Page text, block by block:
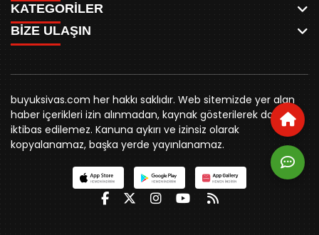
ANASAYFA
AKSU CANLI
MEYDAN CANLI
MEDRESELER CANLI
MERAKÜM CANLI
YUKARI TEKKE CANLI
KURUMSAL KİMLİK
REKLAM FİYATLARI
BİZE ULAŞIN
KÜNYE
RESMİ İLANLAR
KATEGORİLER
WHATSAPP
SPOR
SİYASET
BELEDİYE
SİVAS VALİLİĞİ
ÜNİVERSİTE
KURUMLAR
STK
YORUM
İLÇELER
GENEL
İÇ ANADOLU
BİZE ULAŞIN
0346 221 00 60
buyuksivashaber@gmail.com
Örtülüpınar Mah. İnönü Bulvarı Özkahya Apt. Kat:3 D:7
Sivas
buyuksivas.com her hakkı saklıdır. Web sitemizde yer alan
haber içerikleri izin alınmadan, kaynak gösterilerek dahi
iktibas edilemez. Kanuna aykırı ve izinsiz olarak
kopyalanamaz, başka yerde yayınlanamaz.